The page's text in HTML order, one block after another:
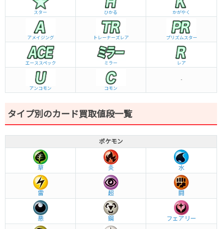
スター ひかる かがやく
アメイジング トレーナーズレア プリズムスター
エーススペック ミラー レア
アンコモン コモン
-
タイプ別のカード買取値段一覧
ポケモン
草 炎 水
雷 超 闘
悪 鋼 フェアリー